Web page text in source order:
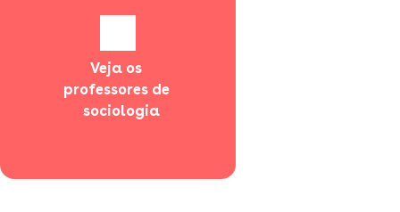
Veja os
professores de
  sociologia